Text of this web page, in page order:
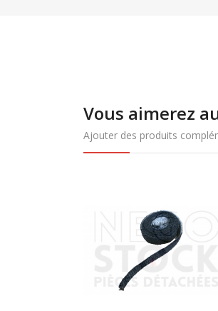
Vous aimerez
Ajouter des produits